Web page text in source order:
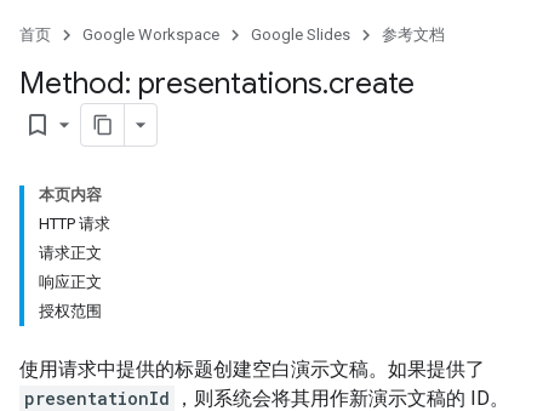
首页 Google Workspace Google Slides 参考文档
Method: presentations.create
bookmark_border
本页内容
HTTP 请求
请求正文
响应正文
授权范围
使用请求中提供的标题创建空白演示文稿。如果提供了
presentationId
，则系统会将其用作新演示文稿的 ID。